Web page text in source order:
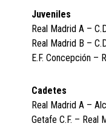
Juveniles
Real Madrid A –
Real Madrid B –
E.F. Concepción –
Cadetes
Real Madrid A –
Getafe C.F. –